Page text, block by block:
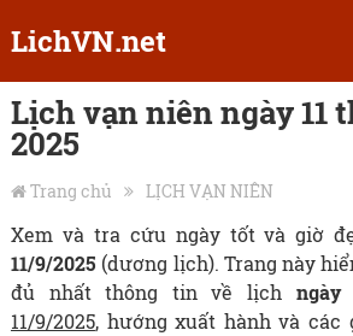
LichVN.net
Lịch vạn niên ngày 11
2025
Trang chủ LỊCH VẠN NIÊN
Xem và tra cứu ngày tốt và giờ
11/9/2025 (dương lịch). Trang này
đủ nhất thông tin về lịch
11/9/2025, hướng xuất hành và các